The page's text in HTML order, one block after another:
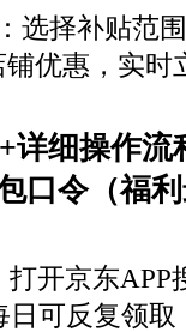
：选择补贴范
优惠，实时
详细操作流
口令（福
打开京东APP
日可反复领